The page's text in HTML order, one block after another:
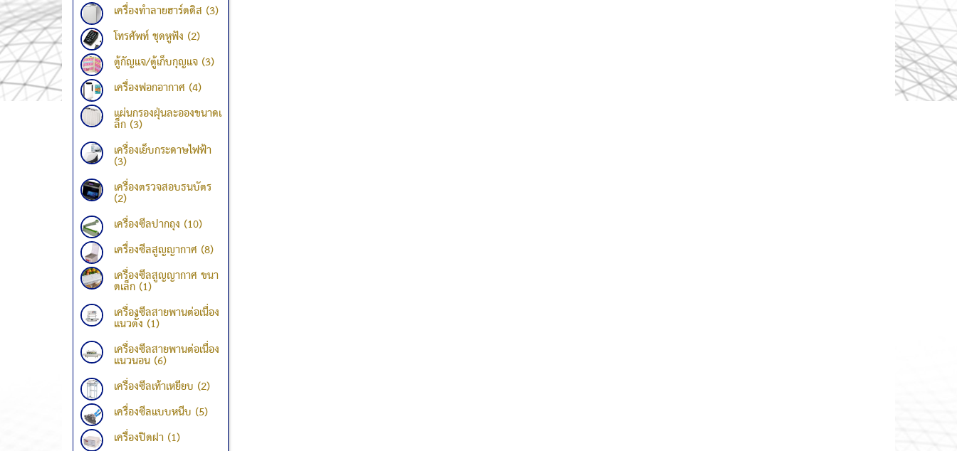
เครื่องทำลายฮาร์ดดิส (3)
โทรศัพท์ ชุดหูฟัง (2)
ตู้กัญแจ/ตู้เก็บกุญแจ (3)
เครื่องฟอกอากาศ (4)
แผ่นกรองฝุ่นละอองขนาดเ
ล็ก (3)
เครื่องเย็บกระดาษไฟฟ้า
(3)
เครื่องตรวจสอบธนบัตร
(2)
เครื่องซีลปากถุง (10)
เครื่องซีลสูญญากาศ (8)
เครื่องซีลสูญญากาศ ขนา
ดเล็ก (1)
เครื่องซีลสายพานต่อเนื่อง
แนวตั้ง (1)
เครื่องซีลสายพานต่อเนื่อง
แนวนอน (6)
เครื่องซีลเท้าเหยียบ (2)
เครื่องซีลแบบหนีบ (5)
เครื่องปิดฝา (1)